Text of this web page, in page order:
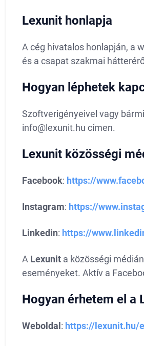
Lexunit honlapja
A cég hivatalos honlapján, a
és a csapat szakmai
Hogyan léphetek
Szoftverigényeivel vagy
info@lexunit.hu címen.
Lexunit közösségi
Facebook: https://
Instagram: https://
Linkedin: https://
A Lexunita közösségi
eseményeket. Aktív a
Hogyan érhetem el a
Weboldal : https://lexunit.hu/